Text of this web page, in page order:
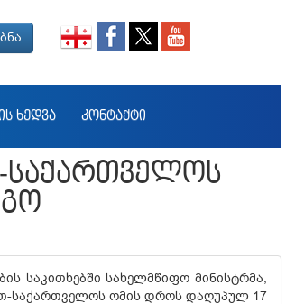
ᲮᲔᲓᲕᲐ ᲙᲝᲜᲢᲐᲥᲢᲘ
ᲡᲐᲥᲐᲠᲗᲕᲔᲚᲝᲡ
საკითხებში სახელმწიფო მინისტრმა,
საქართველოს ომის დროს დაღუპულ 17